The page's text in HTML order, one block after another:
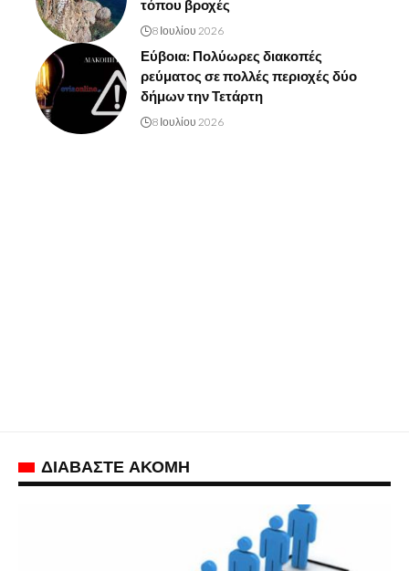
τόπου βροχές
8 Ιουλίου 2026
Εύβοια: Πολύωρες διακοπές
ρεύματος σε πολλές περιοχές δύο
δήμων την Τετάρτη
8 Ιουλίου 2026
ΔΙΑΒΑΣΤΕ ΑΚΟΜΗ